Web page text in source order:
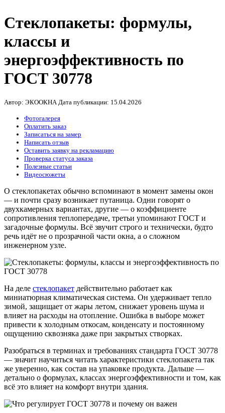
Стеклопакеты: формулы,
классы и
энергоэффективность по
ГОСТ 30778
Автор: ЭКООКНА Дата публикации: 15.04.2026
Фотогалерея
Оплатить заказ
Записаться на замер
Написать отзыв
Оставить заявку на рекламацию
Проверка статуса заказа
Полезные статьи
Видеосюжеты
О стеклопакетах обычно вспоминают в момент замены окон
— и почти сразу возникает путаница. Одни говорят о
двухкамерных вариантах, другие — о коэффициенте
сопротивления теплопередаче, третьи упоминают ГОСТ и
загадочные формулы. Всё звучит строго и технически, будто
речь идёт не о прозрачной части окна, а о сложном
инженерном узле.
На деле стеклопакет действительно работает как
миниатюрная климатическая система. Он удерживает тепло
зимой, защищает от жары летом, снижает уровень шума и
влияет на расходы на отопление. Ошибка в выборе может
привести к холодным откосам, конденсату и постоянному
ощущению сквозняка даже при закрытых створках.
Разобраться в терминах и требованиях стандарта ГОСТ 30778
— значит научиться читать характеристики стеклопакета так
же уверенно, как состав на упаковке продукта. Дальше —
детально о формулах, классах энергоэффективности и том, как
всё это влияет на комфорт внутри здания.